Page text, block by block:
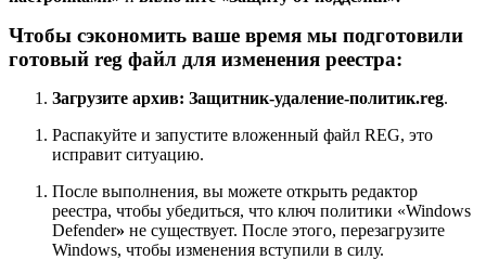
Чтобы сэкономить ваше время мы подготовили
готовый reg файл для изменения реестра:
Загрузите архив: Защитник-удаление-политик.reg.
Распакуйте и запустите вложенный файл REG, это
исправит ситуацию.
После выполнения, вы можете открыть редактор
реестра, чтобы убедиться, что ключ политики «Windows
Defender» не существует. После этого, перезагрузите
Windows, чтобы изменения вступили в силу.